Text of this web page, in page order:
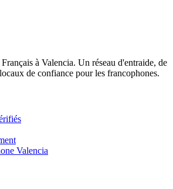
à Valencia. Un réseau d'entraide, de
de confiance pour les francophones.
Valencia